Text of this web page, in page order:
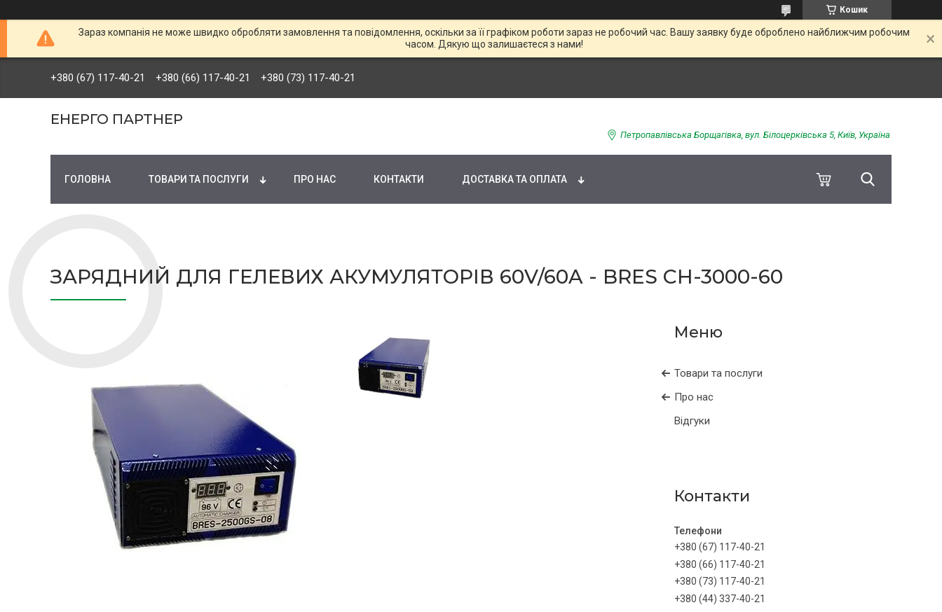
Кошик
Зараз компанія не може швидко обробляти замовлення та повідомлення, оскільки за її графіком роботи зараз не робочий час. Вашу заявку буде оброблено найближчим робочим
часом. Дякую що залишаєтеся з нами!
+380 (67) 117-40-21 +380 (66) 117-40-21 +380 (73) 117-40-21
ЕНЕРГО ПАРТНЕР
Петропавлівська Борщагівка, вул. Білоцерківська 5, Київ, Україна
ГОЛОВНА ТОВАРИ ТА ПОСЛУГИ ПРО НАС КОНТАКТИ ДОСТАВКА ТА ОПЛАТА
ЗАРЯДНИЙ ДЛЯ ГЕЛЕВИХ АКУМУЛЯТОРІВ 60V/60A - BRES CH-3000-60
Товари та послуги
Про нас
Відгуки
Контакти
+380 (67) 117-40-21
+380 (66) 117-40-21
+380 (73) 117-40-21
+380 (44) 337-40-21